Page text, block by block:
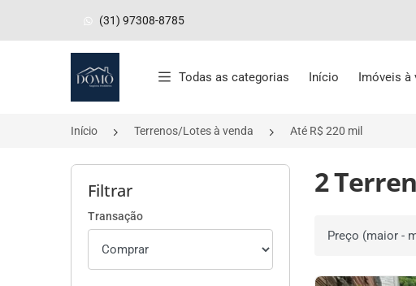
(31) 97308-8785
Página inicial
Todas as categorias Início Imóveis à
Início Terrenos/Lotes à venda Até R$ 220 mil
Filtrar
Transação
2
Ordenar por